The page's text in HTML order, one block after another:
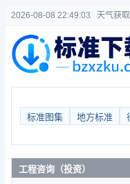
2026-08-08 22:49:04 天气获
标准图集 地方标准
工程咨询（投资）